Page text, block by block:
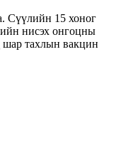
Сүүлийн 15 хоног
нисэх онгоцны
шар тахлын вакцин